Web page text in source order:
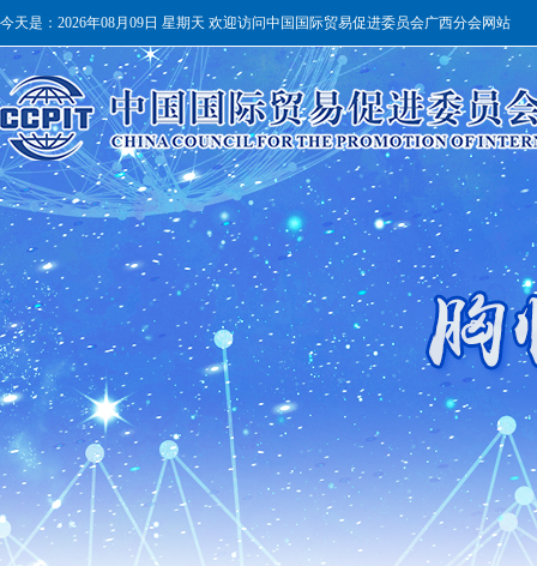
今天是： 2026年08月09日 星期天 欢迎访问中国国际贸易促进委员会广西分会网站